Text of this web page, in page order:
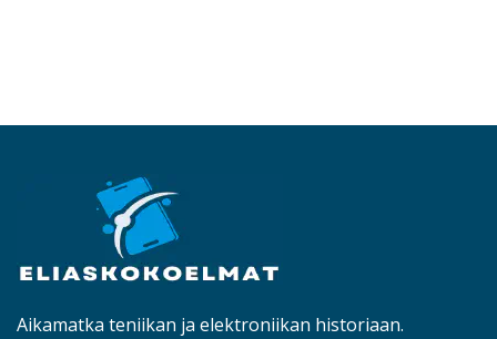
Aikamatka teniikan ja elektroniikan historiaan.